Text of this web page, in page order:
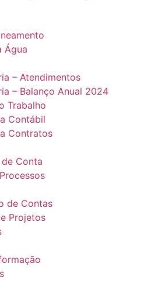
Água
– Atendimentos
– Balanço Anual 2024
Trabalho
Contábil
Contratos
Conta
de Contas
Projetos